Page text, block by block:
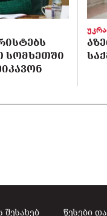
ᲡᲝᲛᲮᲔᲗᲨᲘ
შესახებ წესები